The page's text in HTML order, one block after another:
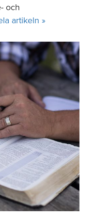
och
artikeln »